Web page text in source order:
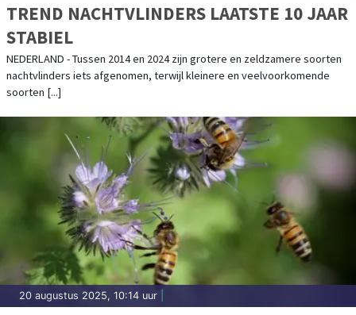
TREND NACHTVLINDERS LAATSTE 10 JAAR
STABIEL
NEDERLAND - Tussen 2014 en 2024 zijn grotere en zeldzamere soorten
nachtvlinders iets afgenomen, terwijl kleinere en veelvoorkomende
soorten [...]
20 augustus 2025, 10:14 uur